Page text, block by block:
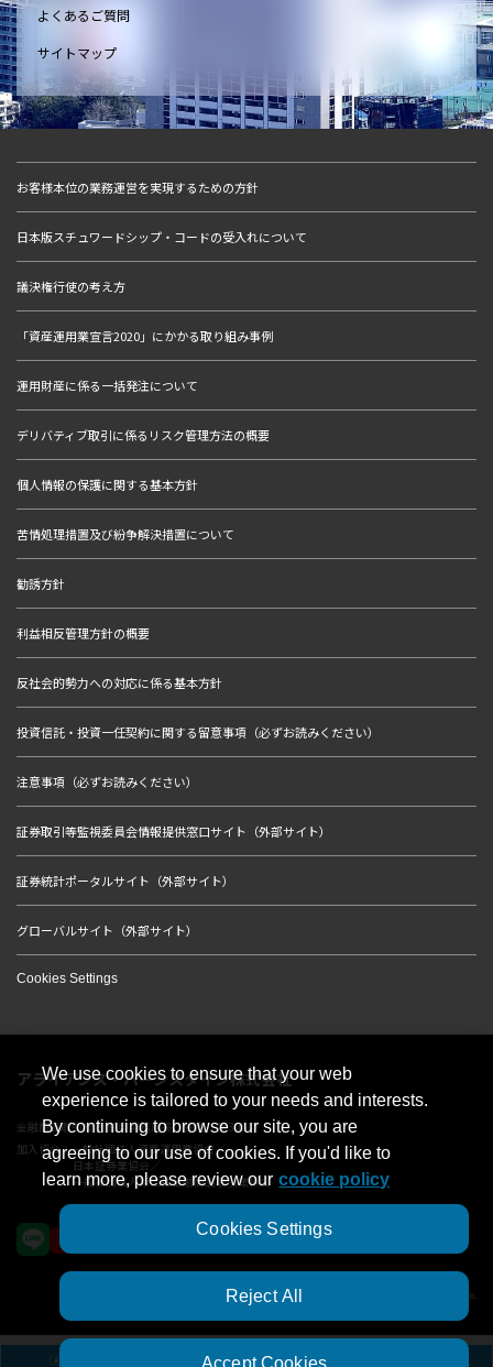
よくあるご質問
サイトマップ
お客様本位の業務運営を実現するための方針
日本版スチュワードシップ・コードの受入れについて
議決権行使の考え方
「資産運用業宣言2020」にかかる取り組み事例
運用財産に係る一括発注について
デリバティブ取引に係るリスク管理方法の概要
個人情報の保護に関する基本方針
苦情処理措置及び紛争解決措置について
勧誘方針
利益相反管理方針の概要
反社会的勢力への対応に係る基本方針
投資信託・投資一任契約に関する留意事項（必ずお読みください）
注意事項（必ずお読みください）
証券取引等監視委員会情報提供窓口サイト（外部サイト）
証券統計ポータルサイト（外部サイト）
グローバルサイト（外部サイト）
Cookies Settings
アライアンス・バーンスタイン株式会社
金融商品取引業者 関東財務局長（金商）第303号
加入協会：一般社団法人資産運用業協会／
日本証券業協会／
一般社団法人第二種金融商品取引業協会
© 2023 AllianceBernstein Japan Ltd. ALL RIGHTS RESERVED.
We use cookies to ensure that your web
experience is tailored to your needs and interests.
By continuing to browse our site, you are
agreeing to our use of cookies. If you'd like to
learn more, please review our cookie policy
Cookies Settings
Reject All
Accept Cookies